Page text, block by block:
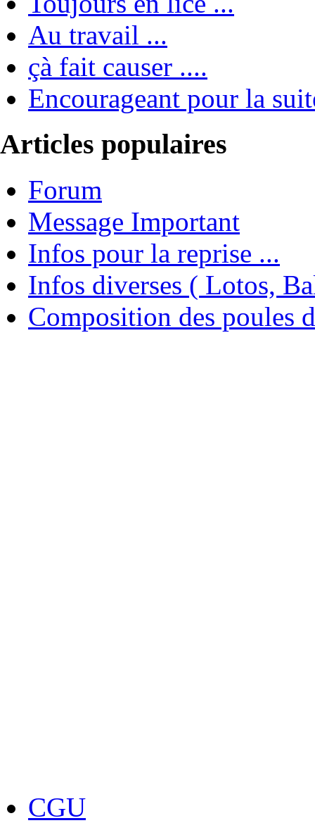
Au travail ...
çà fait causer ....
Encourageant pour la
Articles populaires
Forum
Message Important
Infos pour la reprise ...
Infos diverses ( Lotos,
Composition des poules
CGU